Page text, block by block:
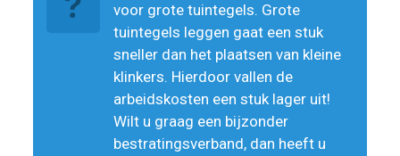
voor grote tuintegels. Grote
tuintegels leggen gaat een stuk
sneller dan het plaatsen van kleine
klinkers. Hierdoor vallen de
arbeidskosten een stuk lager uit!
Wilt u graag een bijzonder
bestratingsverband, dan heeft u